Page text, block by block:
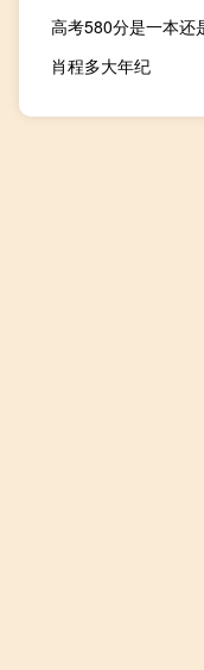
高考580分是一本还
肖程多大年纪